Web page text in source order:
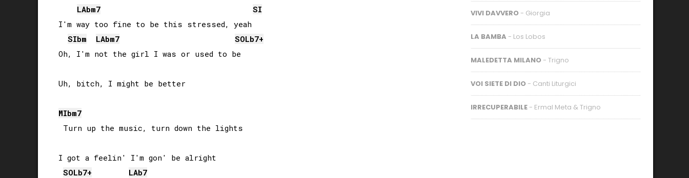
LAbm7
SI
I'm way too fine to be this stressed, yeah
SIbm LAbm7 SOLb7+
Oh, I'm not the girl I was or used to be
Uh, bitch, I might be better
MIbm7
Turn up the music, turn down the lights
I got a feelin' I'm gon' be alright
SOLb7+ LAb7
VIVI DAVVERO - Giorgia
LA BAMBA - Los Lobos
MALEDETTA MILANO - Trigno
VOI SIETE DI DIO - Canti Liturgici
IRRECUPERABILE - Ermal Meta & Trigno